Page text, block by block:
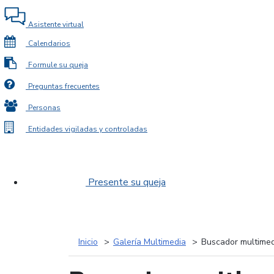
Asistente virtual
Calendarios
Formule su queja
Preguntas frecuentes
Personas
Entidades vigiladas y controladas
Presente su queja
Inicio Galería Multimedia Buscador